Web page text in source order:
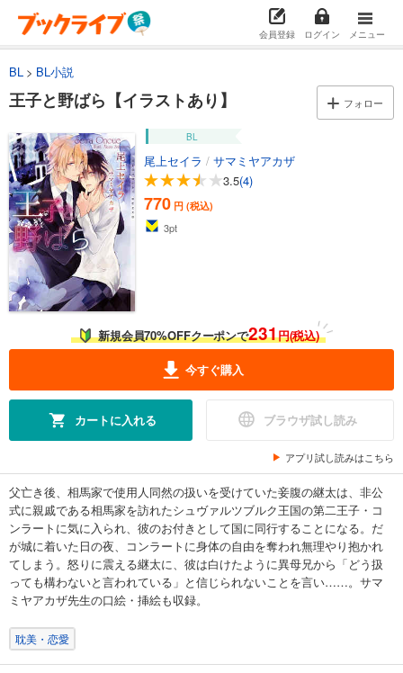
会員登録 ログイン メニュー
BL BL小説
王子と野ばら【イラストあり】 フォロー
BL
尾上セイラ / サマミヤアカザ
3.5(4)
770 円 (税込)
3pt
新規会員70%OFFクーポンで231円(税込)
今すぐ購入
カートに入れる ブラウザ試し読み
アプリ試し読みはこちら
父亡き後、相馬家で使用人同然の扱いを受けていた妾腹の継太は、非公
式に親戚である相馬家を訪れたシュヴァルツブルク王国の第二王子・コ
ンラートに気に入られ、彼のお付きとして国に同行することになる。だ
が城に着いた日の夜、コンラートに身体の自由を奪われ無理やり抱かれ
てしまう。怒りに震える継太に、彼は白けたように異母兄から「どう扱
っても構わないと言われている」と信じられないことを言い……。サマ
ミヤアカザ先生の口絵・挿絵も収録。
耽美・恋愛